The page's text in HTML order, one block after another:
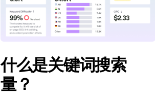
什么是关键词搜索
量？